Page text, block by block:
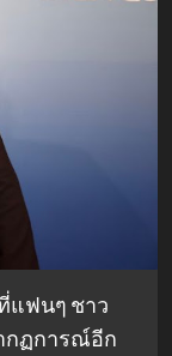
แฟนๆ ชาว
กฏการณ์อีก